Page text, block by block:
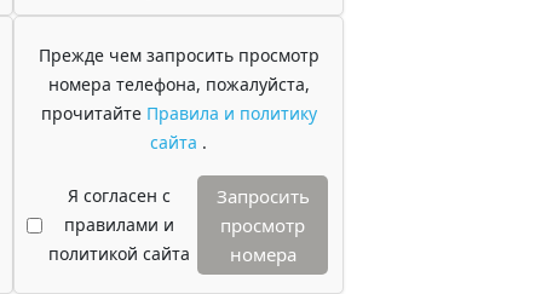
Прежде чем запросить просмотр
номера телефона, пожалуйста,
прочитайте Правила и политику
сайта .
Я согласен с
правилами и
политикой сайта
Запросить
просмотр
номера